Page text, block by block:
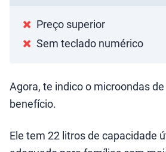
Preço superior
Sem teclado numérico
Agora, te indico o microondas
benefício.
Ele tem 22 litros de capacidade